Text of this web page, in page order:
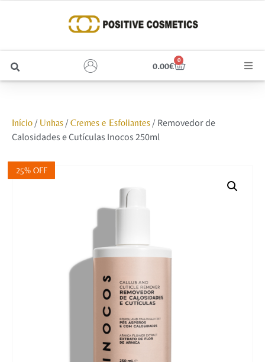
0.00€
0
Unhas
Início/ Unhas/ Cremes e Esfoliantes/ Removedor de
Calosidades e Cutículas Inocos 250ml
25% OFF